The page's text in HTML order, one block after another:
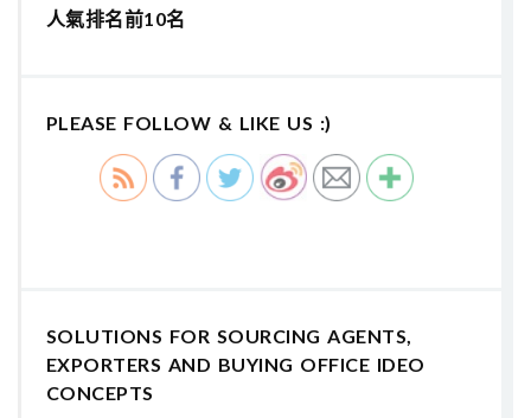
人氣排名前10名
PLEASE FOLLOW & LIKE US :)
SOLUTIONS FOR SOURCING AGENTS,
EXPORTERS AND BUYING OFFICE IDEO
CONCEPTS